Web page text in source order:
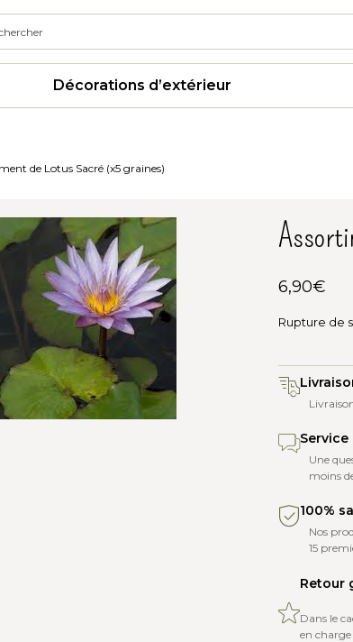
Décorations d’extérieur
de Lotus Sacré (x5 graines)
6,90€
Rupture de
Une
moins
100%
Nos
15
Retour
Dans le
en